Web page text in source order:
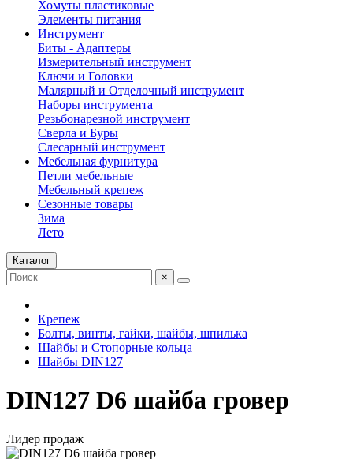
Хомуты пластиковые
Элементы питания
Инструмент
Биты - Адаптеры
Измерительный инструмент
Ключи и Головки
Малярный и Отделочный инструмент
Наборы инструмента
Резьбонарезной инструмент
Сверла и Буры
Слесарный инструмент
Мебельная фурнитура
Петли мебельные
Мебельный крепеж
Сезонные товары
Зима
Лето
Каталог
×
Крепеж
Болты, винты, гайки, шайбы, шпилька
Шайбы и Стопорные кольца
Шайбы DIN127
DIN127 D6 шайба гровер
Лидер продаж